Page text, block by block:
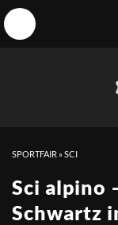
SPORTFAIR »SCI
Sci alpino
Schwartz